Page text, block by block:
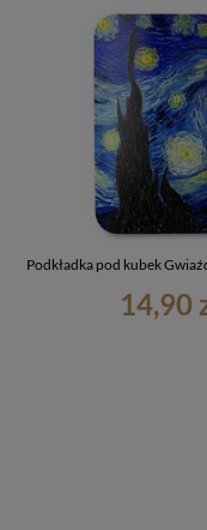
Podkładka pod kubek
14,90